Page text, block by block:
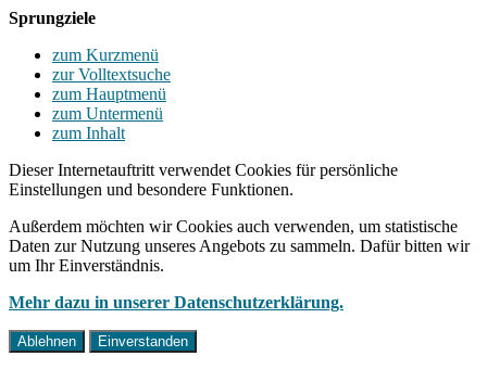
Sprungziele
zum Kurzmenü
zur Volltextsuche
zum Hauptmenü
zum Untermenü
zum Inhalt
Dieser Internetauftritt verwendet Cookies für persönliche
Einstellungen und besondere Funktionen.
Außerdem möchten wir Cookies auch verwenden, um statistische
Daten zur Nutzung unseres Angebots zu sammeln. Dafür bitten wir
um Ihr Einverständnis.
Mehr dazu in unserer Datenschutzerklärung.
Ablehnen Einverstanden